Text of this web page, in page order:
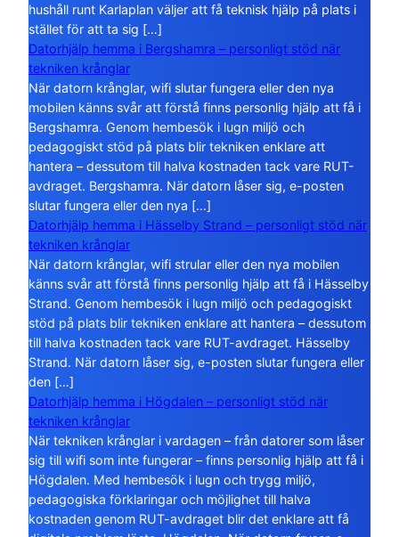
hushåll runt Karlaplan väljer att få teknisk hjälp på plats i
stället för att ta sig […]
Datorhjälp hemma i Bergshamra – personligt stöd när
tekniken krånglar
När datorn krånglar, wifi slutar fungera eller den nya
mobilen känns svår att förstå finns personlig hjälp att få i
Bergshamra. Genom hembesök i lugn miljö och
pedagogiskt stöd på plats blir tekniken enklare att
hantera – dessutom till halva kostnaden tack vare RUT-
avdraget. Bergshamra. När datorn låser sig, e-posten
slutar fungera eller den nya […]
Datorhjälp hemma i Hässelby Strand – personligt stöd när
tekniken krånglar
När datorn krånglar, wifi strular eller den nya mobilen
känns svår att förstå finns personlig hjälp att få i Hässelby
Strand. Genom hembesök i lugn miljö och pedagogiskt
stöd på plats blir tekniken enklare att hantera – dessutom
till halva kostnaden tack vare RUT-avdraget. Hässelby
Strand. När datorn låser sig, e-posten slutar fungera eller
den […]
Datorhjälp hemma i Högdalen – personligt stöd när
tekniken krånglar
När tekniken krånglar i vardagen – från datorer som låser
sig till wifi som inte fungerar – finns personlig hjälp att få i
Högdalen. Med hembesök i lugn och trygg miljö,
pedagogiska förklaringar och möjlighet till halva
kostnaden genom RUT-avdraget blir det enklare att få